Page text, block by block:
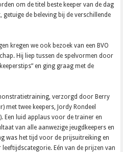
om de titel beste keeper van de dag
de beleving bij de verschillende
kregen we ook bezoek van een BVO
Hij liep tussen de spelvormen door
en ging graag met de
verzorgd door Berry
met twee keepers, Jordy Rondeel
Een luid applaus voor de trainer en
van alle aanwezige jeugdkeepers en
was het tijd voor de prijsuitreiking en
Eén van de prijzen van